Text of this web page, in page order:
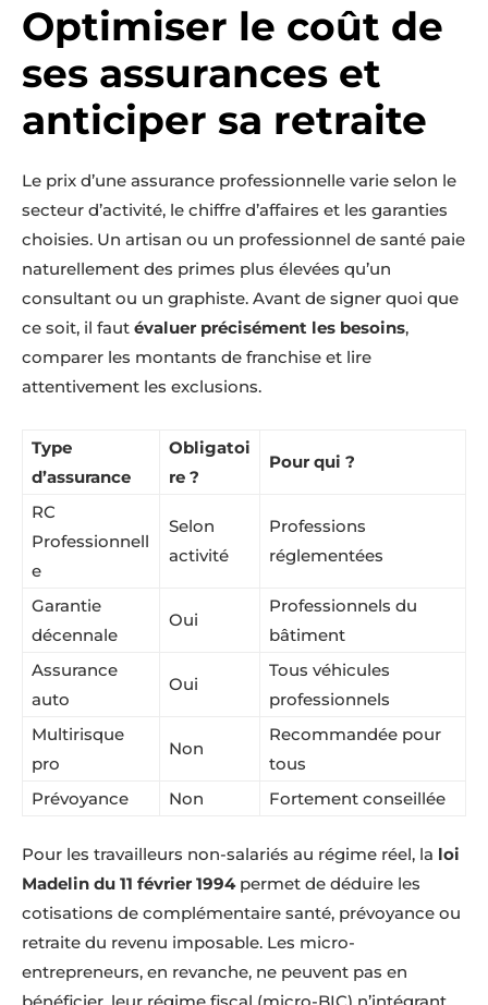
Optimiser le coût de
ses assurances et
anticiper sa retraite
Le prix d’une assurance professionnelle varie selon le
secteur d’activité, le chiffre d’affaires et les garanties
choisies. Un artisan ou un professionnel de santé paie
naturellement des primes plus élevées qu’un
consultant ou un graphiste. Avant de signer quoi que
ce soit, il faut évaluer précisément les besoins,
comparer les montants de franchise et lire
attentivement les exclusions.
Type
d’assurance
Obligatoi
re ?
Pour qui ?
RC
Professionnell
e
Selon
activité
Professions
réglementées
Garantie
décennale
Oui
Professionnels du
bâtiment
Assurance
auto
Oui
Tous véhicules
professionnels
Multirisque
pro
Non
Recommandée pour
tous
Prévoyance
Non Fortement conseillée
Pour les travailleurs non-salariés au régime réel, la loi
Madelin du 11 février 1994permet de déduire les
cotisations de complémentaire santé, prévoyance ou
retraite du revenu imposable. Les micro-
entrepreneurs, en revanche, ne peuvent pas en